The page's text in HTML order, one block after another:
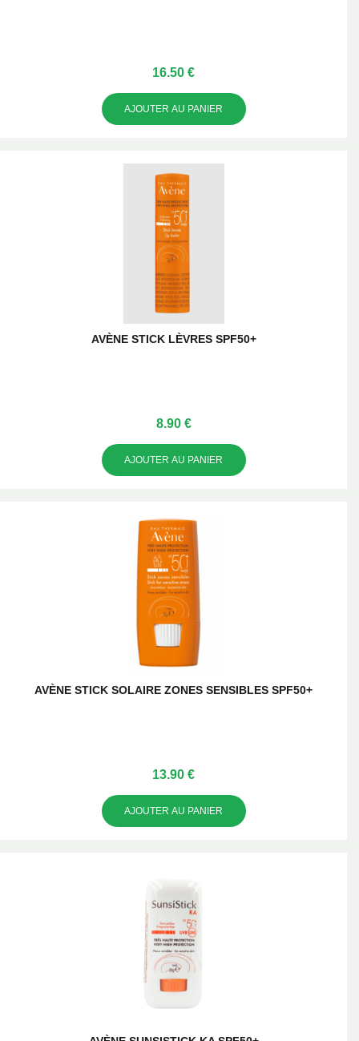
16.50 €
AJOUTER AU PANIER
AVÈNE STICK LÈVRES SPF50+
8.90 €
AJOUTER AU PANIER
AVÈNE STICK SOLAIRE ZONES SENSIBLES SPF50+
13.90 €
AJOUTER AU PANIER